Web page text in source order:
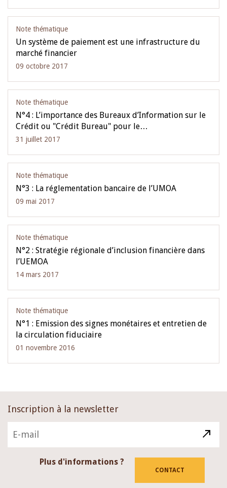
Note thématique
Un système de paiement est une infrastructure du
marché financier
09 octobre 2017
Note thématique
N°4 : L’importance des Bureaux d’Information sur le
Crédit ou "Crédit Bureau" pour le…
31 juillet 2017
Note thématique
N°3 : La réglementation bancaire de l’UMOA
09 mai 2017
Note thématique
N°2 : Stratégie régionale d’inclusion financière dans
l’UEMOA
14 mars 2017
Note thématique
N°1 : Emission des signes monétaires et entretien de
la circulation fiduciaire
01 novembre 2016
Inscription à la newsletter
Plus d'informations ?
CONTACT